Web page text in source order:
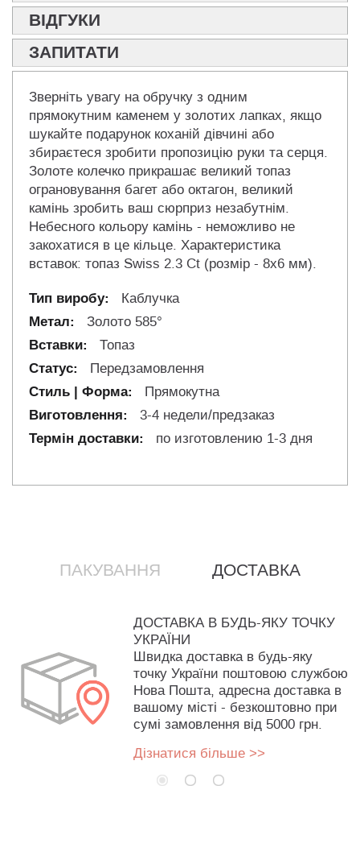
ВІДГУКИ
ЗАПИТАТИ
Зверніть увагу на обручку з одним
прямокутним каменем у золотих лапках, якщо
шукайте подарунок коханій дівчині або
збираєтеся зробити пропозицію руки та серця.
Золоте колечко прикрашає великий топаз
ограновування багет або октагон, великий
камінь зробить ваш сюрприз незабутнім.
Небесного кольору камінь - неможливо не
закохатися в це кільце. Характеристика
вставок: топаз Swiss 2.3 Ct (розмір - 8х6 мм).
Каблучка
Золото 585°
Топаз
Передзамовлення
Прямокутна
3-4 недели/предзаказ
по изготовлению 1-3 дня
ПАКУВАННЯ ДОСТАВКА
ДОСТАВКА В БУДЬ-ЯКУ ТОЧКУ
УКРАЇНИ
Швидка доставка в будь-яку
точку України поштовою службою
Нова Пошта, адресна доставка в
вашому місті - безкоштовно при
сумі замовлення від 5000 грн.
Дізнатися більше >>